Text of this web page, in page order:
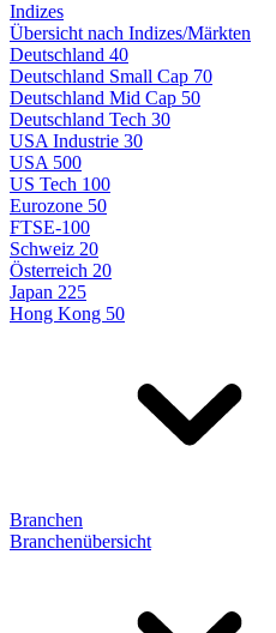
Indizes
Übersicht nach Indizes/Märkten
Deutschland 40
Deutschland Small Cap 70
Deutschland Mid Cap 50
Deutschland Tech 30
USA Industrie 30
USA 500
US Tech 100
Eurozone 50
FTSE-100
Schweiz 20
Österreich 20
Japan 225
Hong Kong 50
Branchen
Branchenübersicht